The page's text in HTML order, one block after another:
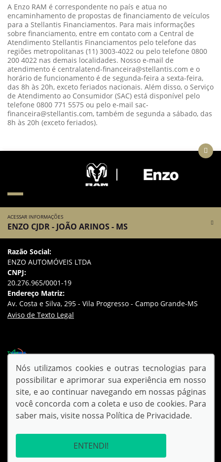
A Enzo RAM é correspondente no país e atua no
encaminhamento de propostas de financiamento de veículos
para a Stellantis Financiamentos. Para mais informações
sobre financiamento, entre em contato com a Central de
Atendimento Stellantis Financiamentos pelo telefone das
regiões metropolitanas (11) 3003-4022 ou pelo telefone 0800
200 4022 nas demais localidades. Nosso e-mail de
atendimento é centralatend-financeira@stellantis.com e o
horário de funcionamento é de segunda-feira a sexta-feira,
das 8h às 20h, exceto feriados nacionais. Além disso, o Serviço
de Atendimento ao Consumidor (SAC) está disponível pelo
telefone 0800 771 5575 ou pelo e-mail sac-
financeira@stellantis.com, também de segunda a sábado, das
8h às 20h (exceto feriados).
ACESSAR INFORMAÇÕES
ENZO CJDR - JOÃO ARINOS - MS
Razão Social:
ENZO AUTOMÓVEIS LTDA
CNPJ:
20.276.965/0001-19
Endereço Matriz:
Av. Costa e Silva, 295 - Vila Progresso - Campo Grande-MS
Aviso de Texto Legal
SIGA-NOS:
© Copyright 2026
AutoForce - Todos os direitos reservados.
Nós utilizamos cookies e outras tecnologias para
possibilitar e aprimorar sua experiência em nosso
site, e ao continuar navegando em nossas páginas
você concorda com a coleta e uso de cookies. Para
saber mais, visite nossa Política de Privacidade.
ENTENDI!